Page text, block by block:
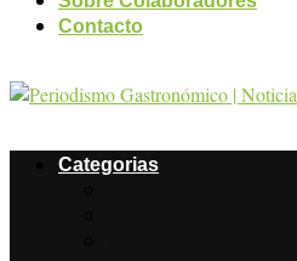
Contacto
Categorias